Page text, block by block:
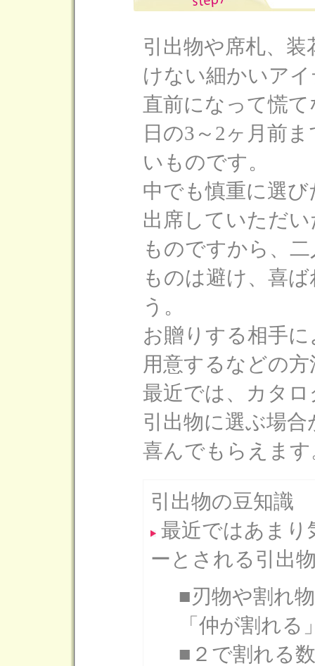
引出物や席札、
けない細かいア
直前になって慌
日の3～2ヶ月前
いものです。
中でも慎重に選
出席していただ
ものですから、
ものは避け、喜
う。
お贈りする相手
用意するなどの
最近では、カタ
引出物に選ぶ場
喜んでもらえます
引出物の豆知識
最近ではあまり
ーとされる引出
■刃物や割れ
「仲が割れる
■２で割れる